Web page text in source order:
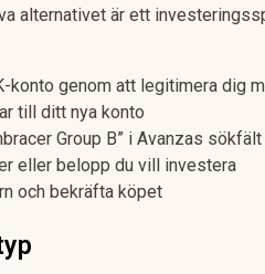
alternativet är ett
konto genom att legitimera dig
till ditt nya konto
Group B” i Avanzas sökfält
eller belopp du vill investera
och bekräfta köpet